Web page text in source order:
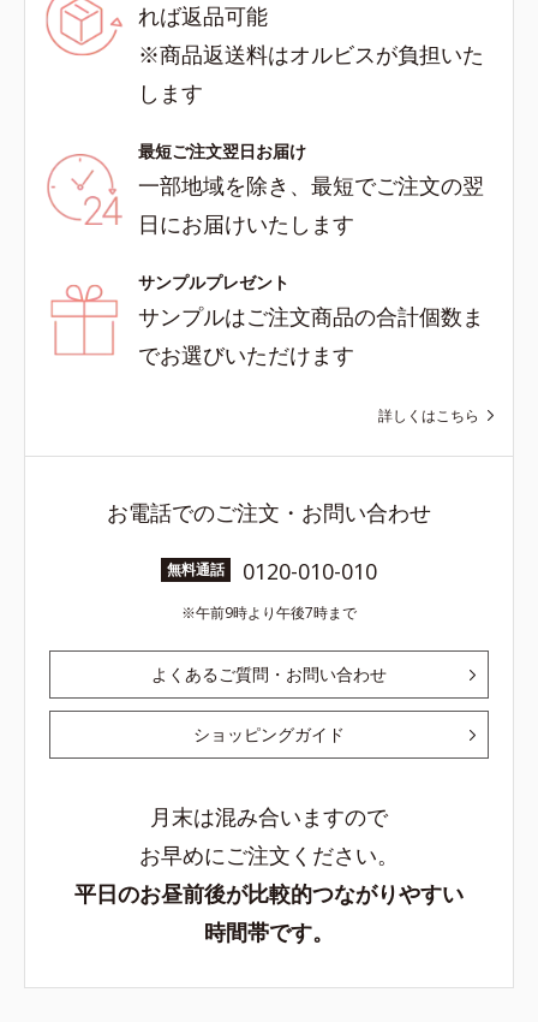
れば返品可能
※商品返送料はオルビスが負担いた
します
最短ご注文翌日お届け
一部地域を除き、最短でご注文の翌
日にお届けいたします
サンプルプレゼント
サンプルはご注文商品の合計個数ま
でお選びいただけます
詳しくはこちら
お電話でのご注文・お問い合わせ
無料通話 0120-010-010
午前9時より午後7時まで
よくあるご質問・お問い合わせ
ショッピングガイド
月末は混み合いますので
お早めにご注文ください。
平日のお昼前後が比較的つながりやすい
時間帯です。